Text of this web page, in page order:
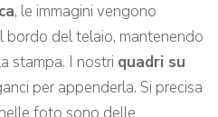
, le immagini vengono
bordo del telaio, mantenendo
stampa. I nostri quadri su
per appenderla. Si precisa